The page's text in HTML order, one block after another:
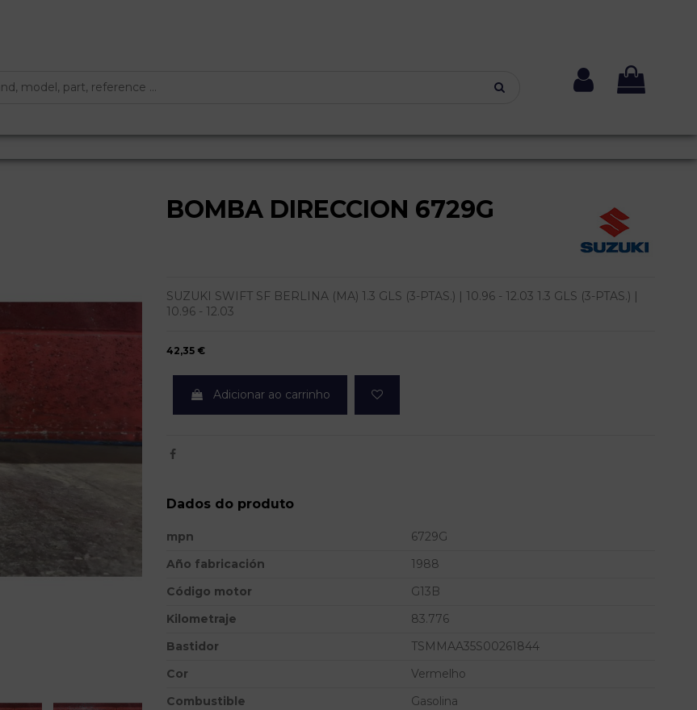
BOMBA DIRECCION 6729G
SUZUKI SWIFT SF BERLINA (MA) 1.3 GLS (3-PTAS.) | 10.96 - 12.03 1.3 GLS (3-PTAS.) |
10.96 - 12.03
42,35 €
Adicionar ao carrinho
Dados do produto
mpn
6729G
Año fabricación
1988
Código motor
G13B
Kilometraje
83.776
Bastidor
TSMMAA35S00261844
Cor
Vermelho
Combustible
Gasolina